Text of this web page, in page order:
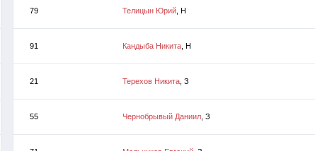
79 Телицын Юрий , Н
91 Кандыба Никита , Н
21 Терехов Никита , З
55 Чернобрывый Даниил , З